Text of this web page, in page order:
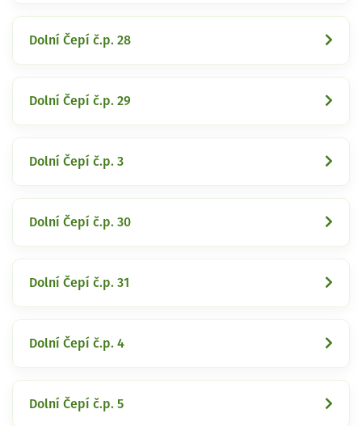
Dolní Čepí č.p. 28
Dolní Čepí č.p. 29
Dolní Čepí č.p. 3
Dolní Čepí č.p. 30
Dolní Čepí č.p. 31
Dolní Čepí č.p. 4
Dolní Čepí č.p. 5